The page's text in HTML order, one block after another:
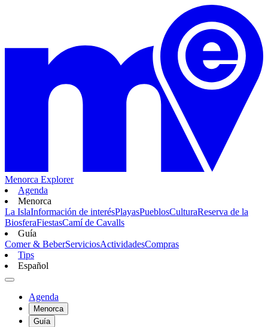
Menorca Explorer
Agenda
Menorca
La IslaInformación de interésPlayasPueblosCulturaReserva de la
BiosferaFiestasCamí de Cavalls
Guía
Comer & BeberServiciosActividadesCompras
Tips
Español
Agenda
Menorca
Guía